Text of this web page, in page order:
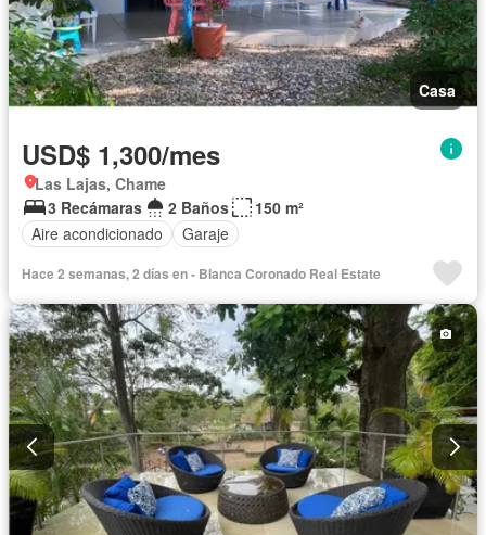
Casa
USD$ 1,300/mes
Las Lajas, Chame
3 Recámaras
2 Baños
150 m²
Aire acondicionado
Garaje
Hace 2 semanas, 2 días en - Blanca Coronado Real Estate